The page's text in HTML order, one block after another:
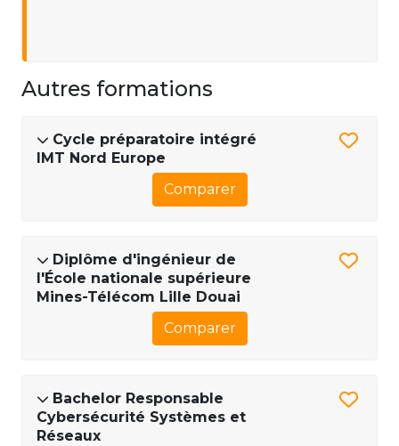
Autres formations
Cycle préparatoire intégré
IMT Nord Europe
Comparer
Diplôme d'ingénieur de
l'École nationale supérieure
Mines-Télécom Lille Douai
Comparer
Bachelor Responsable
Cybersécurité Systèmes et
Réseaux